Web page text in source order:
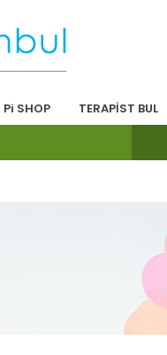
Pi SHOP TERAPİST BUL